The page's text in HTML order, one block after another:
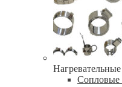
Сопловые